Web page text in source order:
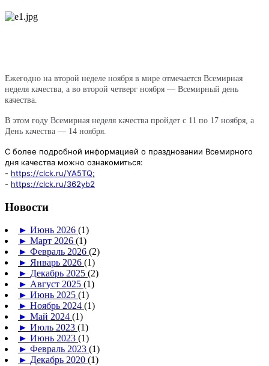
Ежегодно на второй неделе ноября в мире отмечается Всемирная
неделя качества, а во второй четверг ноября — Всемирный день
качества.
В этом году Всемирная неделя качества пройдет с 11 по 17 ноября, а
День качества — 14 ноября.
С более подробной информацией о праздновании Всемирного
дня качества можно ознакомиться:
- https://clck.ru/YA5TQ;
- https://clck.ru/362yb2
Новости
► Июнь 2026 (1)
► Март 2026 (1)
► Февраль 2026 (2)
► Январь 2026 (1)
► Декабрь 2025 (2)
► Август 2025 (1)
► Июнь 2025 (1)
► Ноябрь 2024 (1)
► Май 2024 (1)
► Июль 2023 (1)
► Июнь 2023 (1)
► Февраль 2023 (1)
► Декабрь 2020 (1)